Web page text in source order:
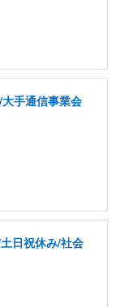
手通信事業会
日祝休み/社会